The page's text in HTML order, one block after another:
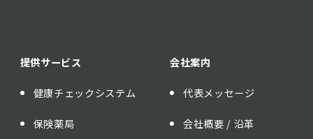
提供サービス
健康チェックシステム
保険薬局
会社案内
代表メッセージ
会社概要 / 沿革